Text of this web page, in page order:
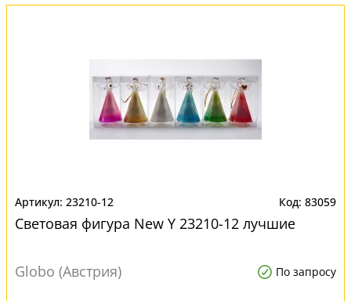
23210-12 83059
Световая фигура New Y 23210-12 лучшие
Globo (Австрия) По запросу